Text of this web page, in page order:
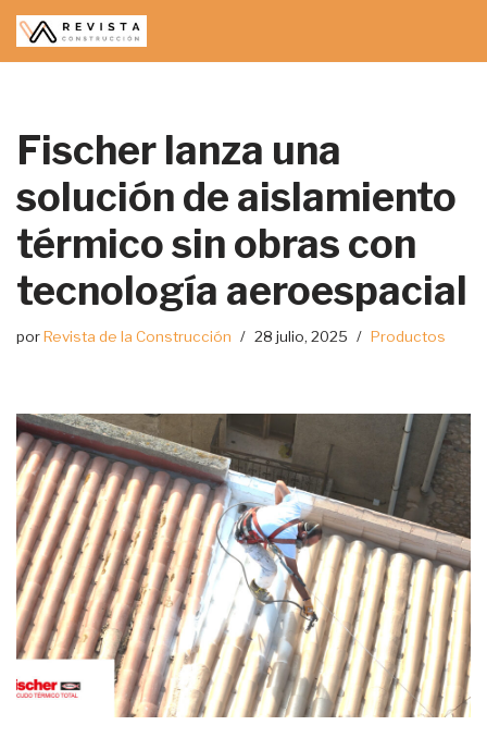
Saltar
Fischer lanza una
solución de aislamiento
térmico sin obras con
tecnología aeroespacial
porRevista de la Construcción 28 julio, 2025 Productos